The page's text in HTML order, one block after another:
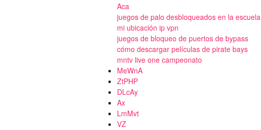
Aca
juegos de palo desbloqueados en la escuela
mi ubicación ip vpn
juegos de bloqueo de puertos de bypass
cómo descargar películas de pirate bays
mntv live one campeonato
MeWnA
ZtPHP
DLcAy
Ax
LmMvt
VZ